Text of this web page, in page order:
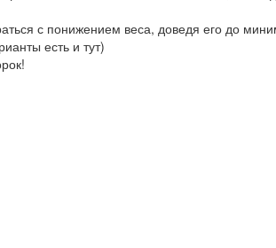
с понижением веса, доведя его до
есть и тут)